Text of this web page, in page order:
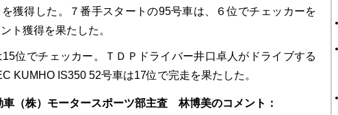
獲得した。７番手スタートの95号車は、６位でチェッカーを
ト獲得を果たした。
位でチェッカー。ＴＤＰドライバー井口卓人がドライブする
KUMHO IS350 52号車は17位で完走を果たした。
車（株）モータースポーツ部主査 林博美のコメント：